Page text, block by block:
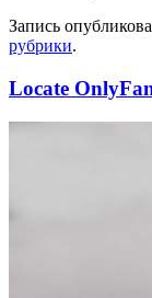
Запись
рубрики.
Locate